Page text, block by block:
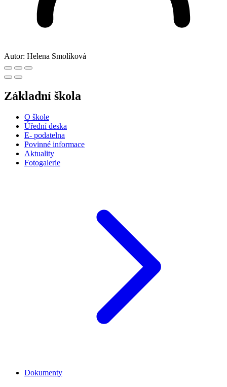
Autor: Helena Smolíková
Základní škola
O škole
Úřední deska
E- podatelna
Povinné informace
Aktuality
Fotogalerie
Dokumenty